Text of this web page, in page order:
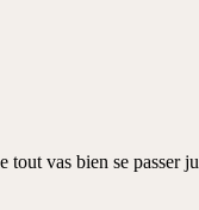
vas bien se